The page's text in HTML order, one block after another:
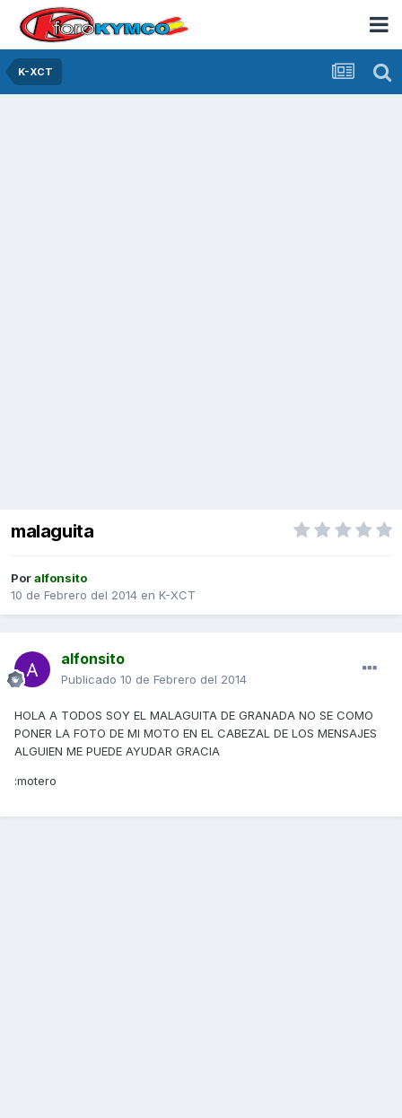
K-XCT
malaguita
Poralfonsito
10 de Febrero del 2014 en K-XCT
alfonsito
Publicado 10 de Febrero del 2014
HOLA A TODOS SOY EL MALAGUITA DE GRANADA NO SE COMO
PONER LA FOTO DE MI MOTO EN EL CABEZAL DE LOS MENSAJES
ALGUIEN ME PUEDE AYUDAR GRACIA
:motero